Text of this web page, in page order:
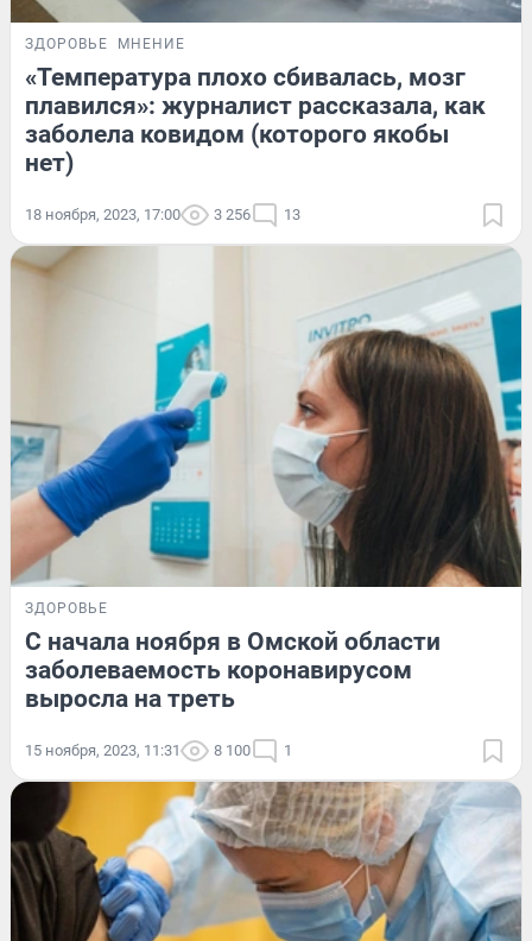
ЗДОРОВЬЕ МНЕНИЕ
«Температура плохо сбивалась, мозг
плавился»: журналист рассказала, как
заболела ковидом (которого якобы
нет)
18 ноября, 2023, 17:00 3 256 13
ЗДОРОВЬЕ
С начала ноября в Омской области
заболеваемость коронавирусом
выросла на треть
15 ноября, 2023, 11:31 8 100 1